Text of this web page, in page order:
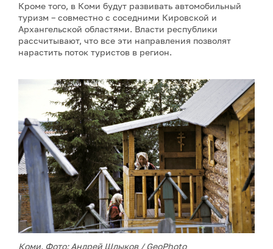
Кроме того, в Коми будут развивать автомобильный
туризм – совместно с соседними Кировской и
Архангельской областями. Власти республики
рассчитывают, что все эти направления позволят
нарастить поток туристов в регион.
Коми. Фото: Андрей Шлыков / GeoPhoto